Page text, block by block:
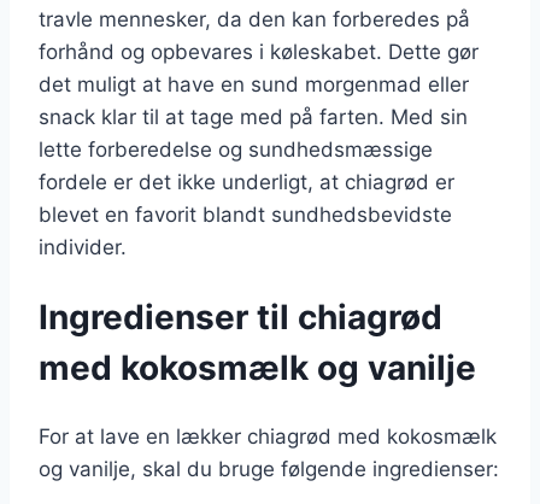
travle mennesker, da den kan forberedes på
forhånd og opbevares i køleskabet. Dette gør
det muligt at have en sund morgenmad eller
snack klar til at tage med på farten. Med sin
lette forberedelse og sundhedsmæssige
fordele er det ikke underligt, at chiagrød er
blevet en favorit blandt sundhedsbevidste
individer.
Ingredienser til chiagrød
med kokosmælk og vanilje
For at lave en lækker chiagrød med kokosmælk
og vanilje, skal du bruge følgende ingredienser: